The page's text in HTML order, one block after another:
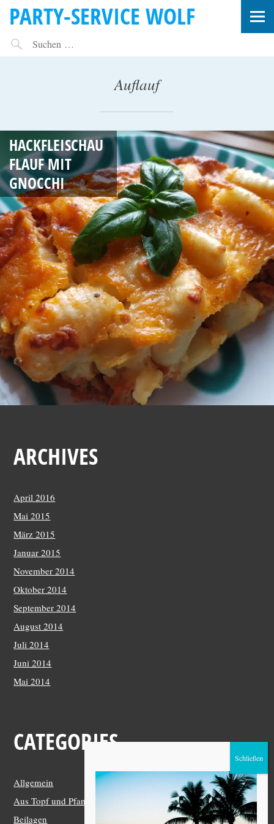
PARTY-SERVICE WOLF
Auflauf
R
I
L
1
6
,
2
0
1
6
HACKFLEISCHAU
FLAUF MIT
GNOCCHI
ARCHIVES
April 2016
Mai 2015
März 2015
Januar 2015
November 2014
Oktober 2014
September 2014
August 2014
Juli 2014
Juni 2014
Mai 2014
CATEGORIES
Allgemein
Aus Topf und Pfanne
Beilagen